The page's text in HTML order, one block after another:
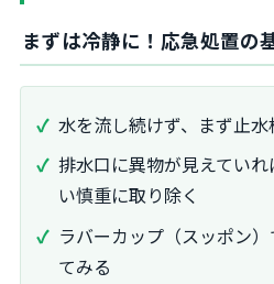
まずは冷静に！応急処置の
水を流し続けず、まず止水
排水口に異物が見えてい
い慎重に取り除く
ラバーカップ（スッポン
てみる